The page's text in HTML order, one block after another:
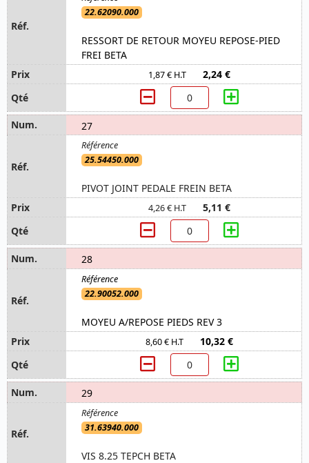
22.62090.000
RESSORT DE RETOUR MOYEU REPOSE-PIED
FREI BETA
1,87 € H.T 2,24 €
27
25.54450.000
PIVOT JOINT PEDALE FREIN BETA
4,26 € H.T 5,11 €
28
22.90052.000
MOYEU A/REPOSE PIEDS REV 3
8,60 € H.T 10,32 €
29
31.63940.000
VIS 8.25 TEPCH BETA